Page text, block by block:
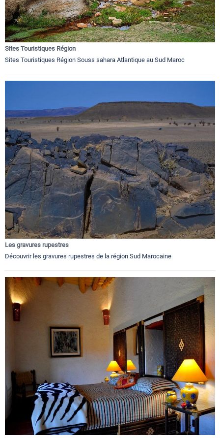
Sites Touristiques Région
Sites Touristiques Région Souss sahara Atlantique au Sud Maroc
Les gravures rupestres
Découvrir les gravures rupestres de la région Sud Marocaine